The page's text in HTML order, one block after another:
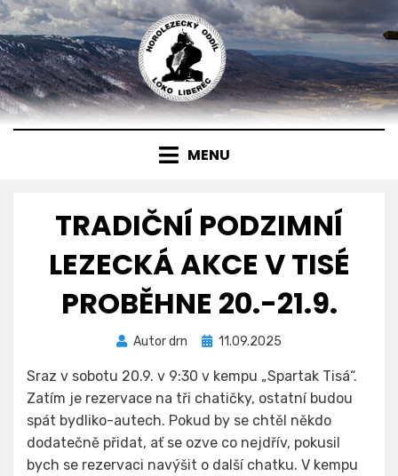
Přejít
k
obsahu
MENU
TRADIČNÍ PODZIMNÍ
LEZECKÁ AKCE V TISÉ
PROBĚHNE 20.-21.9.
Autordrn
Zveřejněno
11.09.2025
Sraz v sobotu 20.9. v 9:30 v kempu „Spartak Tisá“.
Zatím je rezervace na tři chatičky, ostatní budou
spát bydliko-autech. Pokud by se chtěl někdo
dodatečně přidat, ať se ozve co nejdřív, pokusil
bych se rezervaci navýšit o další chatku. V kempu